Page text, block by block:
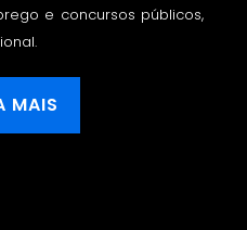
e concursos públicos,
MAIS